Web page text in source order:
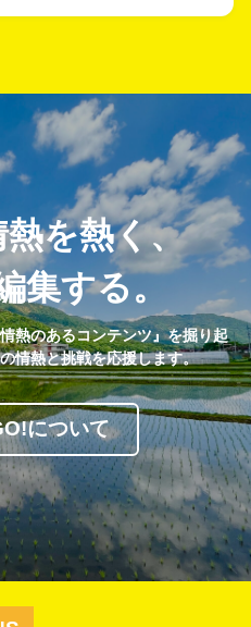
を熱く、
集する。
熱のあるコンテンツ』を掘り起
情熱と挑戦を応援します。
について